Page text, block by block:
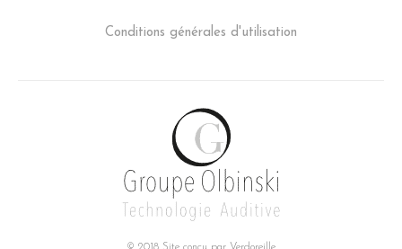
Conditions générales d'utilisation